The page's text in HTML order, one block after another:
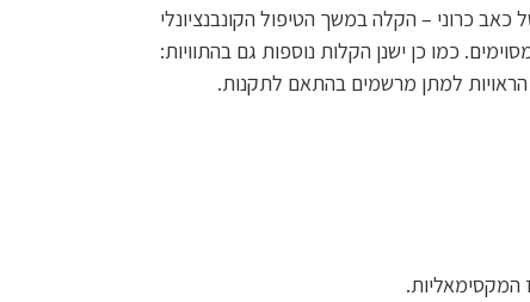
כאב כרוני – הקלה במשך הטיפול הקונבנציונלי
מסוימים. כמו כן ישנן הקלות נוספות גם בהתוויות:
הראויות למתן מרשמים בהתאם לתקנות.